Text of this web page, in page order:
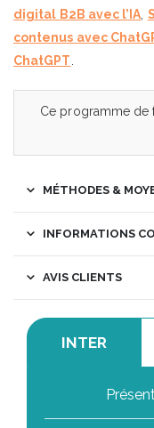
digital B2B avec l’IA
contenus avec
ChatGPT
Ce programme de
MÉTHODES &
INFORMATIONS
AVIS CLIENTS
INTER